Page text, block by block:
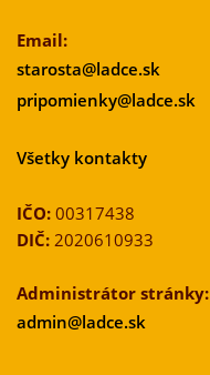
Email:
starosta@ladce.sk
pripomienky@ladce.sk
Všetky kontakty
IČO: 00317438
DIČ: 2020610933
Administrátor stránky:
admin@ladce.sk